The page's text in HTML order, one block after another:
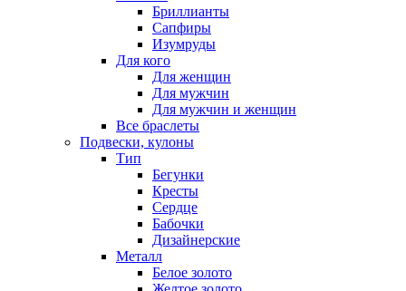
Бриллианты
Сапфиры
Изумруды
Для кого
Для женщин
Для мужчин
Для мужчин и женщин
Все браслеты
Подвески, кулоны
Тип
Бегунки
Кресты
Сердце
Бабочки
Дизайнерские
Металл
Белое золото